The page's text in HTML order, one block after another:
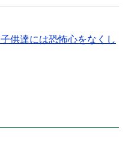
供達には恐怖心をなくし